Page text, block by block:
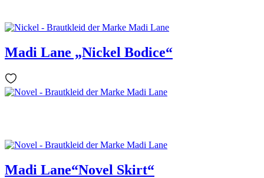
Madi Lane „Nickel Bodice“
Madi Lane“Novel Skirt“